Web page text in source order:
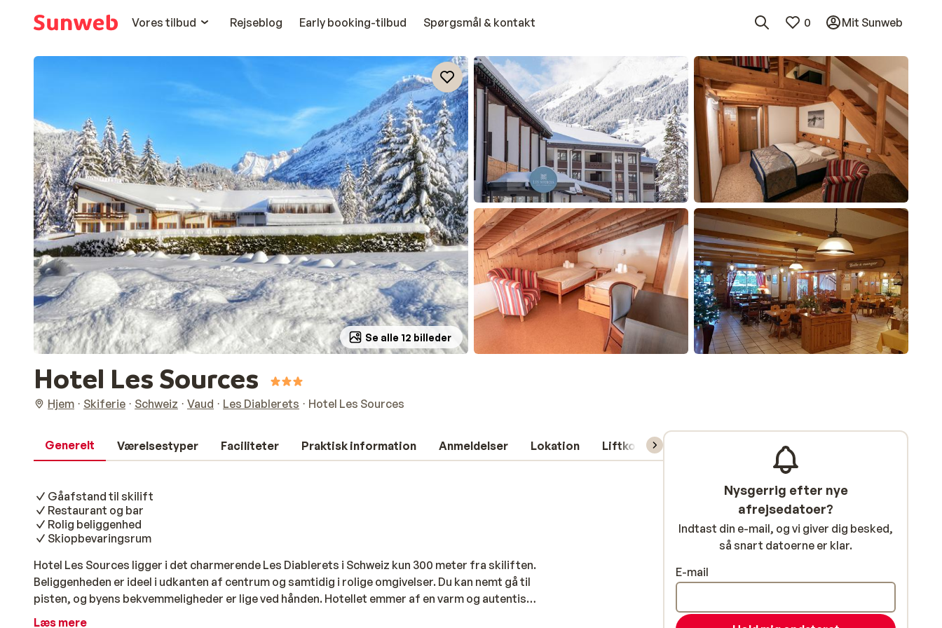
Vores tilbud
Rejseblog Early booking-tilbud Spørgsmål & kontakt 0 Mit Sunweb
Se alle 12 billeder
Hotel Les Sources
Hjem Skiferie Schweiz Vaud Les Diablerets Hotel Les Sources
Generelt Værelsestyper Faciliteter Praktisk information Anmeldelser Lokation Liftkort/skileje/undervisning
Gåafstand til skilift
Restaurant og bar
Rolig beliggenhed
Skiopbevaringsrum
Hotel Les Sources ligger i det charmerende Les Diablerets i Schweiz kun 300 meter fra skiliften.
Beliggenheden er ideel i udkanten af centrum og samtidig i rolige omgivelser. Du kan nemt gå til
pisten, og byens bekvemmeligheder er lige ved hånden. Hotellet emmer af en varm og autentisk
atmosfære med masser af træ, hyggelige altaner og værelser, hvor ro og enkelhed går hånd i
Læs mere
Nysgerrig efter nye
afrejsedatoer?
Indtast din e-mail, og vi giver dig besked,
så snart datoerne er klar.
E-mail